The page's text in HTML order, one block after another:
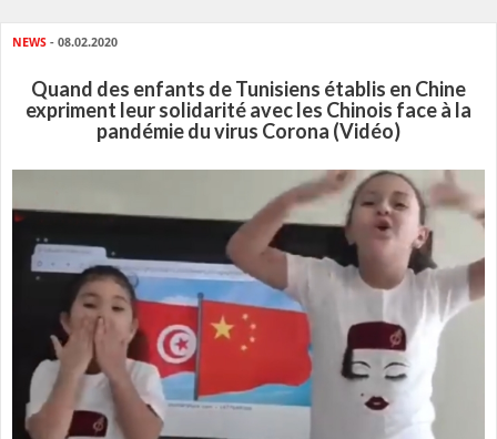
NEWS - 08.02.2020
Quand des enfants de Tunisiens établis en Chine
expriment leur solidarité avec les Chinois face à la
pandémie du virus Corona (Vidéo)